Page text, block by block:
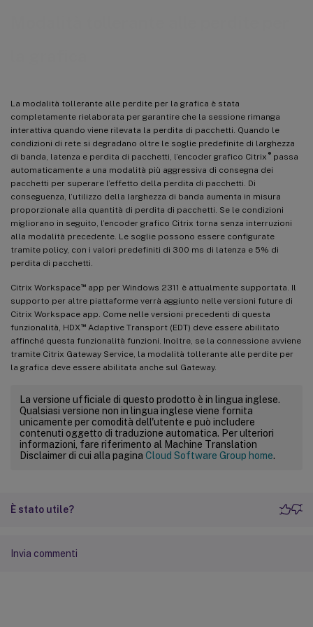
La modalità tollerante alle perdite per la grafica è stata
completamente rielaborata per garantire che la sessione rimanga
interattiva quando viene rilevata la perdita di pacchetti. Quando le
condizioni di rete si degradano oltre le soglie predefinite di larghezza
di banda, latenza e perdita di pacchetti, l’encoder grafico Citrix ®passa
automaticamente a una modalità più aggressiva di consegna dei
pacchetti per superare l’effetto della perdita di pacchetti. Di
conseguenza, l’utilizzo della larghezza di banda aumenta in misura
proporzionale alla quantità di perdita di pacchetti. Se le condizioni
migliorano in seguito, l’encoder grafico Citrix torna senza interruzioni
alla modalità precedente. Le soglie possono essere configurate
tramite policy, con i valori predefiniti di 300 ms di latenza e 5% di
perdita di pacchetti.
Citrix Workspace™app per Windows 2311 è attualmente supportata. Il
supporto per altre piattaforme verrà aggiunto nelle versioni future di
Citrix Workspace app. Come nelle versioni precedenti di questa
funzionalità, HDX ™Adaptive Transport (EDT) deve essere abilitato
affinché questa funzionalità funzioni. Inoltre, se la connessione avviene
tramite Citrix Gateway Service, la modalità tollerante alle perdite per
la grafica deve essere abilitata anche sul Gateway.
La versione ufficiale di questo prodotto è in lingua inglese.
Qualsiasi versione non in lingua inglese viene fornita
unicamente per comodità dell'utente e può includere
contenuti oggetto di traduzione automatica. Per ulteriori
informazioni, fare riferimento al Machine Translation
Disclaimer di cui alla pagina Cloud Software Group home.
È stato utile?
Invia commenti